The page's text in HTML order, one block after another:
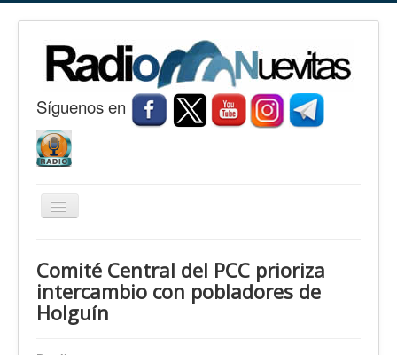
Síguenos en
Cambiar
Nuevitas
Noticias
Comité Central del PCC prioriza
intercambio con pobladores de
Holguín